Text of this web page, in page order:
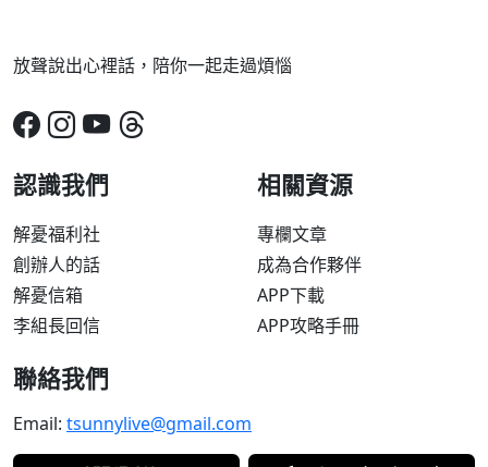
放聲說出心裡話，陪你一起走過煩惱
認識我們
解憂福利社
創辦人的話
解憂信箱
李組長回信
相關資源
專欄文章
成為合作夥伴
APP下載
APP攻略手冊
聯絡我們
Email: tsunnylive@gmail.com